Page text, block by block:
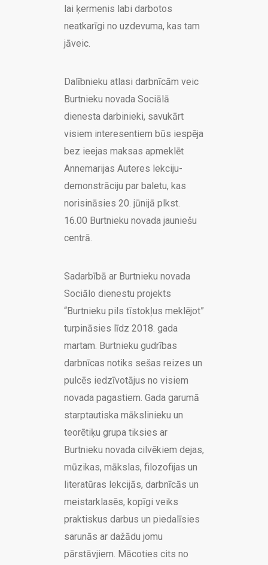
lai ķermenis labi darbotos
neatkarīgi no uzdevuma, kas tam
jāveic.
Dalībnieku atlasi darbnīcām veic
Burtnieku novada Sociālā
dienesta darbinieki, savukārt
visiem interesentiem būs iespēja
bez ieejas maksas apmeklēt
Annemarijas Auteres lekciju-
demonstrāciju par baletu, kas
norisināsies 20. jūnijā plkst.
16.00 Burtnieku novada jauniešu
centrā.
Sadarbībā ar Burtnieku novada
Sociālo dienestu projekts
“Burtnieku pils tīstokļus meklējot”
turpināsies līdz 2018. gada
martam. Burtnieku gudrības
darbnīcas notiks sešas reizes un
pulcēs iedzīvotājus no visiem
novada pagastiem. Gada garumā
starptautiska mākslinieku un
teorētiķu grupa tiksies ar
Burtnieku novada cilvēkiem dejas,
mūzikas, mākslas, filozofijas un
literatūras lekcijās, darbnīcās un
meistarklasēs, kopīgi veiks
praktiskus darbus un piedalīsies
sarunās ar dažādu jomu
pārstāvjiem. Mācoties cits no